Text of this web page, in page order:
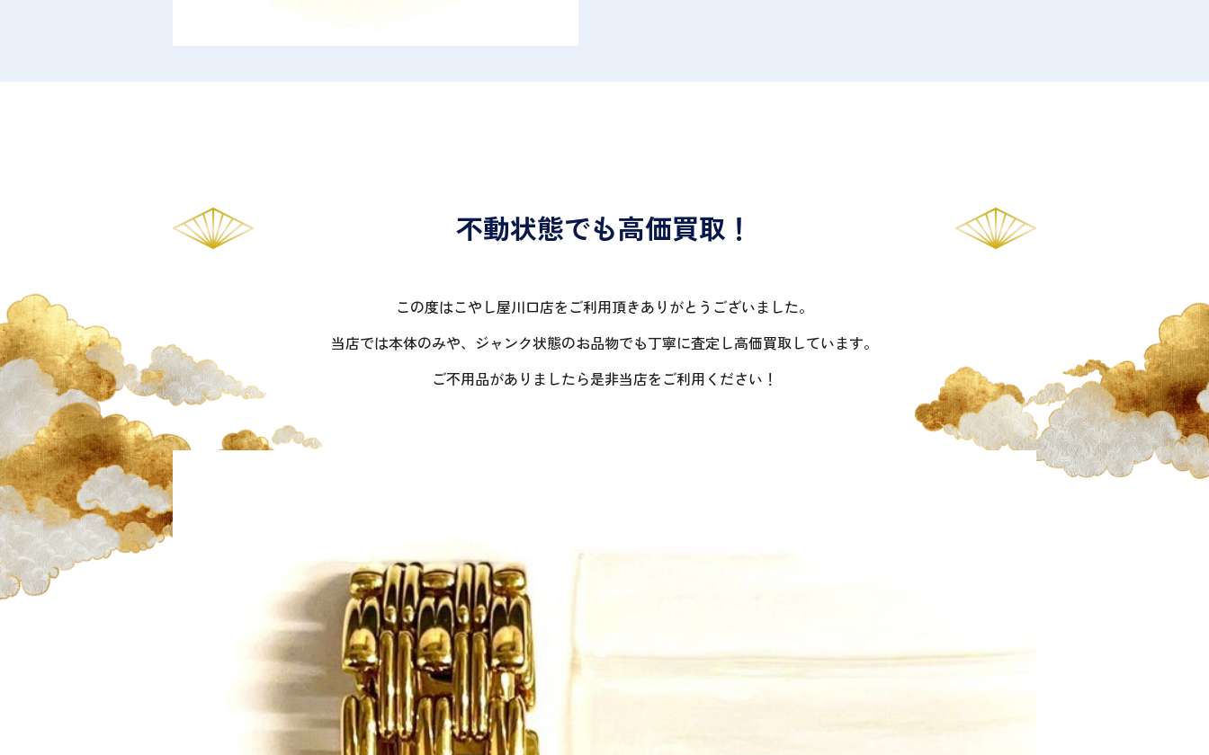
不動状態でも高価買取！
この度はこやし屋川口店をご利用頂きありがとうございました。
当店では本体のみや、ジャンク状態のお品物でも丁寧に査定し高価買取しています。
ご不用品がありましたら是非当店をご利用ください！